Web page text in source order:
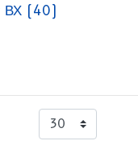
ВХ (40)